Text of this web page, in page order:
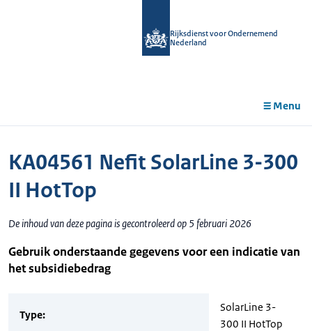
Rijksdienst voor Ondernemend
Nederland
Menu
KA04561 Nefit SolarLine 3-300
II HotTop
De inhoud van deze pagina is gecontroleerd op 5 februari 2026
Gebruik onderstaande gegevens voor een indicatie van
het subsidiebedrag
Type:
SolarLine 3-
300 II HotTop